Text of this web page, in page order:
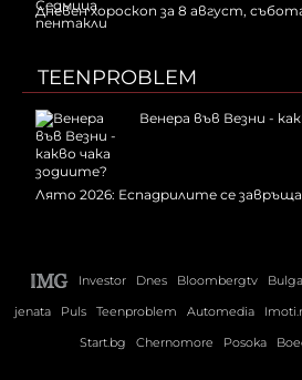
Дневен хороскоп за 8 август,
TEENPROBLEM
Венера във Везни -
Лято 2026: Еспадрилите се
Investor Dnes Bloombergtv
jenata
Puls Teenproblem Automedia
Start.bg
Chernomore Posoka